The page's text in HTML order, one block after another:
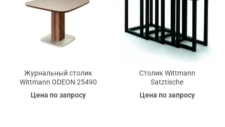
Журнальный столик
Wittmann ODEON 25490
Цена по запросу
Столик Wittmann
Satztische
Цена по запросу